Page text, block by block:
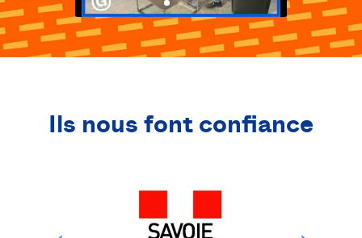
Ils nous font confiance